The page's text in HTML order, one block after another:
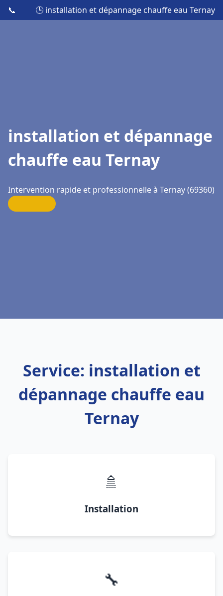
📞 🕒 installation et dépannage chauffe eau Ternay
installation et dépannage
chauffe eau Ternay
Intervention rapide et professionnelle à Ternay (69360)
Service: installation et
dépannage chauffe eau
Ternay
🚿
Installation
🔧